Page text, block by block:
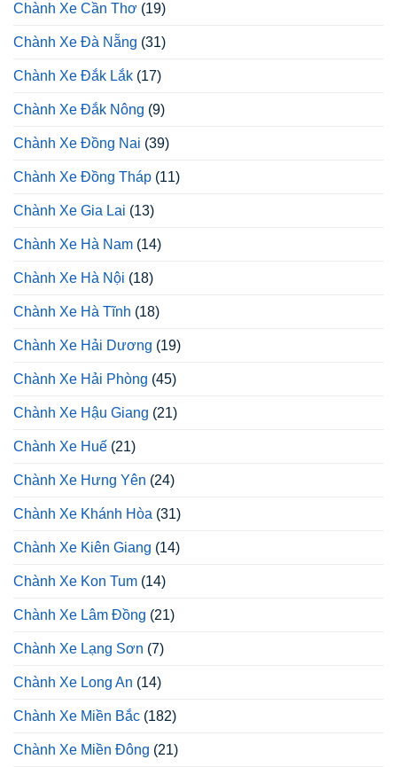
Chành Xe Cần Thơ (19)
Chành Xe Đà Nẵng (31)
Chành Xe Đắk Lắk (17)
Chành Xe Đắk Nông (9)
Chành Xe Đồng Nai (39)
Chành Xe Đồng Tháp (11)
Chành Xe Gia Lai (13)
Chành Xe Hà Nam (14)
Chành Xe Hà Nội (18)
Chành Xe Hà Tĩnh (18)
Chành Xe Hải Dương (19)
Chành Xe Hải Phòng (45)
Chành Xe Hậu Giang (21)
Chành Xe Huế (21)
Chành Xe Hưng Yên (24)
Chành Xe Khánh Hòa (31)
Chành Xe Kiên Giang (14)
Chành Xe Kon Tum (14)
Chành Xe Lâm Đồng (21)
Chành Xe Lạng Sơn (7)
Chành Xe Long An (14)
Chành Xe Miền Bắc (182)
Chành Xe Miền Đông (21)